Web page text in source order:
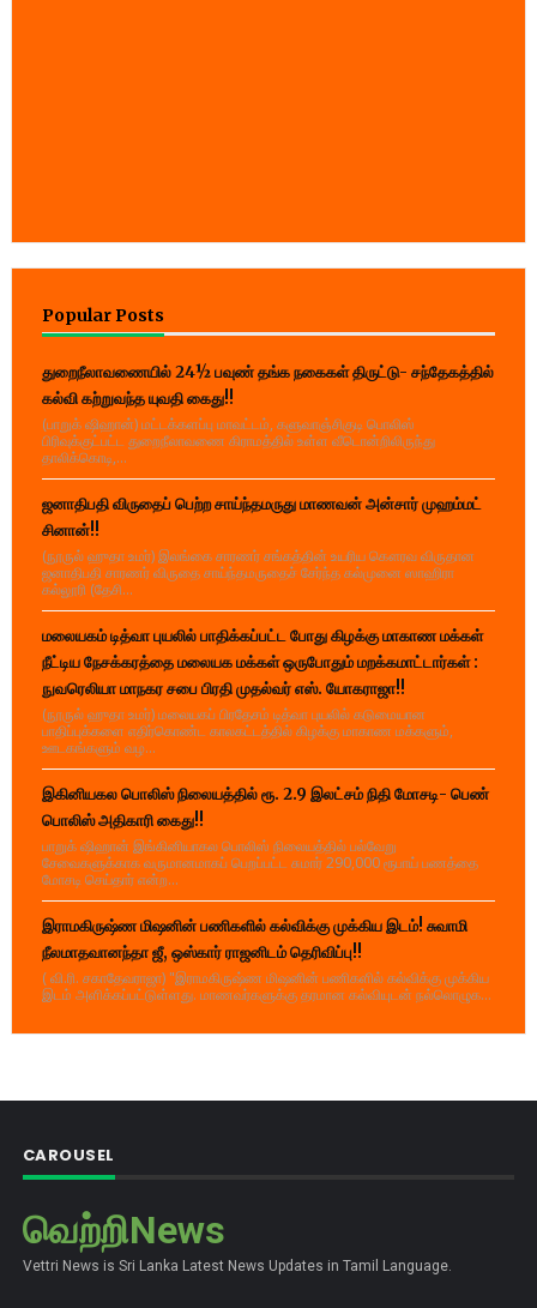
Popular Posts
துறைநீலாவணையில் 24½ பவுண் தங்க நகைகள் திருட்டு- சந்தேகத்தில்
கல்வி கற்றுவந்த யுவதி கைது!!
(பாறுக் ஷிஹான்) மட்டக்களப்பு மாவட்டம், களுவாஞ்சிகுடி பொலிஸ்
பிரிவுக்குட்பட்ட துறைநீலாவணை கிராமத்தில் உள்ள வீடொன்றிலிருந்து
தாலிக்கொடி,...
ஜனாதிபதி விருதைப் பெற்ற சாய்ந்தமருது மாணவன் அன்சார் முஹம்மட்
சினான்!!
(நூருல் ஹுதா உமர்) இலங்கை சாரணர் சங்கத்தின் உயரிய கௌரவ விருதான
ஜனாதிபதி சாரணர் விருதை சாய்ந்தமருதைச் சேர்ந்த கல்முனை ஸாஹிரா
கல்லூரி (தேசி...
மலையகம் டித்வா புயலில் பாதிக்கப்பட்ட போது கிழக்கு மாகாண மக்கள்
நீட்டிய நேசக்கரத்தை மலையக மக்கள் ஒருபோதும் மறக்கமாட்டார்கள் :
நுவரெலியா மாநகர சபை பிரதி முதல்வர் எஸ். யோகராஜா!!
(நூருல் ஹுதா உமர்) மலையகப் பிரதேசம் டித்வா புயலில் கடுமையான
பாதிப்புக்களை எதிர்கொண்ட காலகட்டத்தில் கிழக்கு மாகாண மக்களும்,
ஊடகங்களும் வழ...
இகினியகல பொலிஸ் நிலையத்தில் ரூ. 2.9 இலட்சம் நிதி மோசடி- பெண்
பொலிஸ் அதிகாரி கைது!!
பாறுக் ஷிஹான் இங்கினியாகல பொலிஸ் நிலையத்தில் பல்வேறு
சேவைகளுக்காக வருமானமாகப் பெறப்பட்ட சுமார் 290,000 ரூபாய் பணத்தை
மோசடி செய்தார் என்ற...
இராமகிருஷ்ண மிஷனின் பணிகளில் கல்விக்கு முக்கிய இடம்! சுவாமி
நீலமாதவானந்தா ஜீ, ஒஸ்கார் ராஜனிடம் தெரிவிப்பு!!
( வி.ரி. சகாதேவராஜா) "இராமகிருஷ்ண மிஷனின் பணிகளில் கல்விக்கு முக்கிய
இடம் அளிக்கப்பட்டுள்ளது. மாணவர்களுக்கு தரமான கல்வியுடன் நல்லொழுக...
CAROUSEL
வெற்றிNews
Vettri News is Sri Lanka Latest News Updates in Tamil Language.